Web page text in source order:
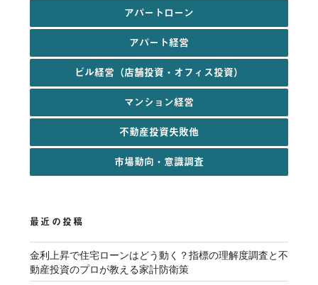
アパートローン
アパート経営
ビル経営（店舗投資・オフィス投資）
マンション経営
不動産投資失敗他
市場動向・意識調査
最近の投稿
金利上昇で住宅ローンはどう動く？指標の理解度調査と不
動産投資のプロが教える家計防衛策